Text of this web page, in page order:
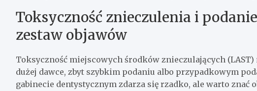
Toksyczność znieczulenia i
zestaw objawów
Toksyczność miejscowych środków znieczulających
dużej dawce, zbyt szybkim podaniu albo przypadkowym
gabinecie dentystycznym zdarza się rzadko, ale warto znać